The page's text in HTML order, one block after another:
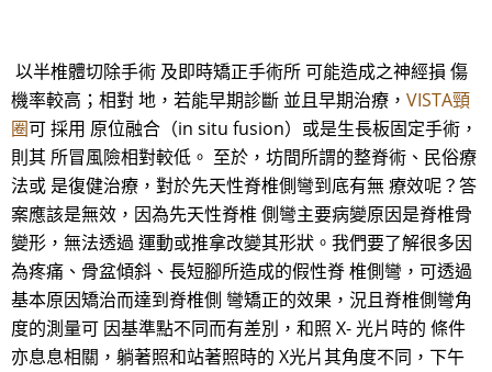
以半椎體切除手術 及即時矯正手術所 可能造成之神經損 傷
機率較高；相對 地，若能早期診斷 並且早期治療， VISTA頸
圈可 採用 原位融合（in situ fusion）或是生長板固定手術，
則其 所冒風險相對較低。 至於，坊間所謂的整脊術、民俗療
法或 是復健治療，對於先天性脊椎側彎到底有無 療效呢？答
案應該是無效，因為先天性脊椎 側彎主要病變原因是脊椎骨
變形，無法透過 運動或推拿改變其形狀。我們要了解很多因
為疼痛、骨盆傾斜、長短腳所造成的假性脊 椎側彎，可透過
基本原因矯治而達到脊椎側 彎矯正的效果，況且脊椎側彎角
度的測量可 因基準點不同而有差別，和照 X- 光片時的 條件
亦息息相關，躺著照和站著照時的 X光片其角度不同，下午